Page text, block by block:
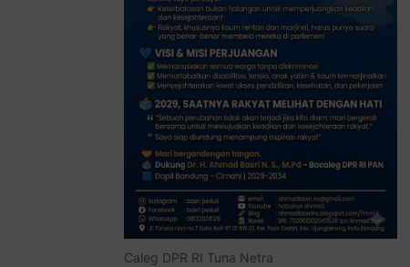
Caleg DPR RI Tuna Netra